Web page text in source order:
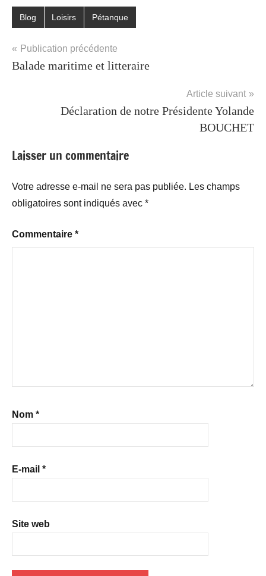
détente,
Loisirs,
Blog Loisirs Pétanque
Navigation
de
Publication précédente
Balade maritime et litteraire
Article suivant
Déclaration de notre Présidente Yolande
BOUCHET
Laisser un commentaire
Votre adresse e-mail ne sera pas publiée. Les champs
obligatoires sont indiqués avec *
Commentaire *
Nom *
E-mail *
Site web